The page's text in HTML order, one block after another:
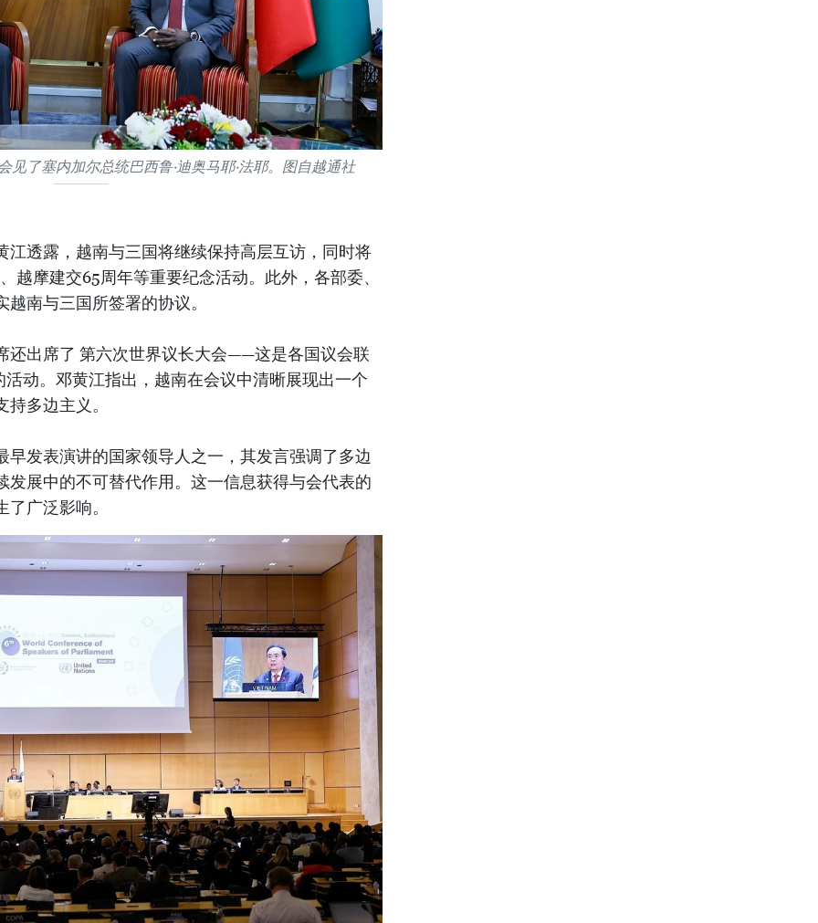
见了塞内加尔总统巴西鲁·迪奥马耶·法耶。图自越通社
江透露，越南与三国将继续保持高层互访，同时将
越摩建交65周年等重要纪念活动。此外，各部委、
南与三国所签署的协议。
还出席了 第六次世界议长大会——这是各国议会联
动。邓黄江指出，越南在会议中清晰展现出一个
多边主义。
早发表演讲的国家领导人之一，其发言强调了多边
发展中的不可替代作用。这一信息获得与会代表的
广泛影响。